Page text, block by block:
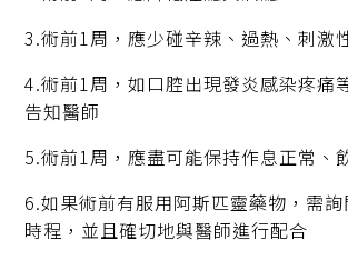
3.術前1周，應少碰辛辣、過熱、刺激
4.術前1周，如口腔出現發炎感染疼痛
告知醫師
5.術前1周，應盡可能保持作息正常、
6.如果術前有服用阿斯匹靈藥物，需
時程，並且確切地與醫師進行配合